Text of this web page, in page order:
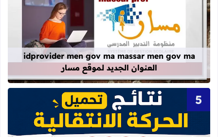
قراءة المزيد عن idprovider men gov ma massar men gov ma العنوان الجديد لموقع مسار
idprovider men gov ma massar men gov ma
العنوان الجديد لموقع مسار